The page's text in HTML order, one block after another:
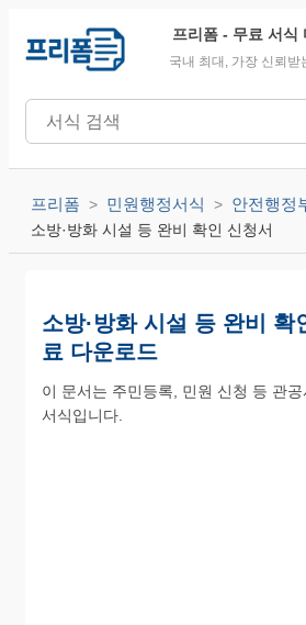
프리폼 - 무료 서식
국내 최대, 가장 신뢰받
프리폼 민원행정서식 안전행정
소방·방화 시설 등 완비 확인 신청서
소방·방화 시설 등 완비 확
료 다운로드
이 문서는 주민등록, 민원 신청 등 관
서식입니다.